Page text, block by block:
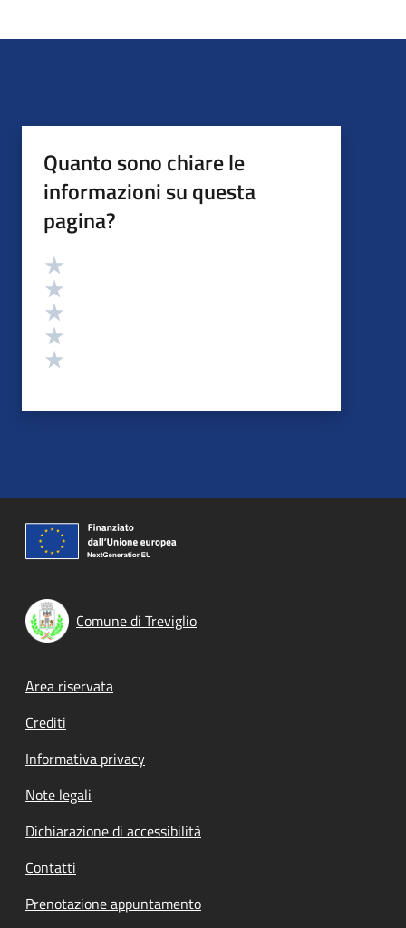
Quanto sono chiare le
informazioni su questa
pagina?
Valutazione
Comune di Treviglio
Footer menu
Area riservata
Crediti
Informativa privacy
Note legali
Dichiarazione di accessibilità
Contatti
Prenotazione appuntamento